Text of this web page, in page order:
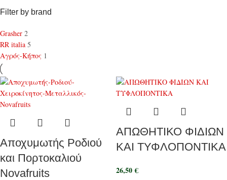
Filter by brand
Grasher 2
RR italia 5
Αγρός-Κήπος 1
Αποχυμωτής Ροδιού
και Πορτοκαλιού
Novafruits
ΑΠΩΘΗΤΙΚΟ ΦΙΔΙΩΝ
ΚΑΙ ΤΥΦΛΟΠΟΝΤΙΚΑ
26,50€